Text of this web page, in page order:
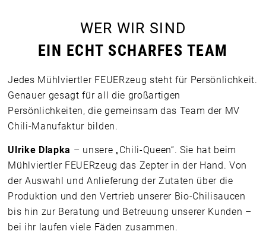
WER WIR SIND
EIN ECHT SCHARFES TEAM
Jedes Mühlviertler FEUERzeug steht für Persönlichkeit.
Genauer gesagt für all die großartigen
Persönlichkeiten, die gemeinsam das Team der MV
Chili-Manufaktur bilden.
Ulrike Dlapka – unsere „Chili-Queen“. Sie hat beim
Mühlviertler FEUERzeug das Zepter in der Hand. Von
der Auswahl und Anlieferung der Zutaten über die
Produktion und den Vertrieb unserer Bio-Chilisaucen
bis hin zur Beratung und Betreuung unserer Kunden –
bei ihr laufen viele Fäden zusammen.